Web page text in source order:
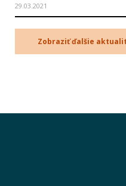
29.03.2021
Zobraziť ďalšie